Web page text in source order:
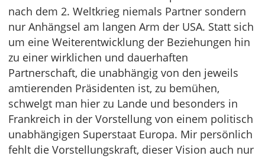
nach dem 2. Weltkrieg niemals Partner sondern
nur Anhängsel am langen Arm der USA. Statt sich
um eine Weiterentwicklung der Beziehungen hin
zu einer wirklichen und dauerhaften
Partnerschaft, die unabhängig von den jeweils
amtierenden Präsidenten ist, zu bemühen,
schwelgt man hier zu Lande und besonders in
Frankreich in der Vorstellung von einem politisch
unabhängigen Superstaat Europa. Mir persönlich
fehlt die Vorstellungskraft, dieser Vision auch nur